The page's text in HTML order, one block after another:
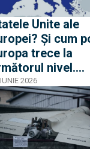
Unite ale
Și cum
trece la
nivel.
Ștefan
spune
o să vă placă
2026